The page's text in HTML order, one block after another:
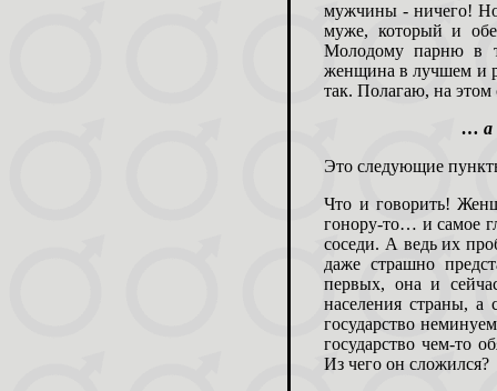
мужчины - ничего!
муже, который и
Молодому парню в
женщина в лучшем и
так. Полагаю, на этом
… а
Это следующие
Что и говорить!
гонору-то… и самое
соседи. А ведь их
даже страшно
первых, она и
населения страны, а
государство
государство чем-то
Из чего он сложился?